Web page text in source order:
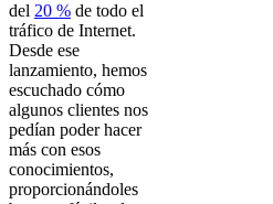
del 20 % de todo el
tráfico de Internet.
Desde ese
lanzamiento, hemos
escuchado cómo
algunos clientes nos
pedían poder hacer
más con esos
conocimientos,
proporcionándoles